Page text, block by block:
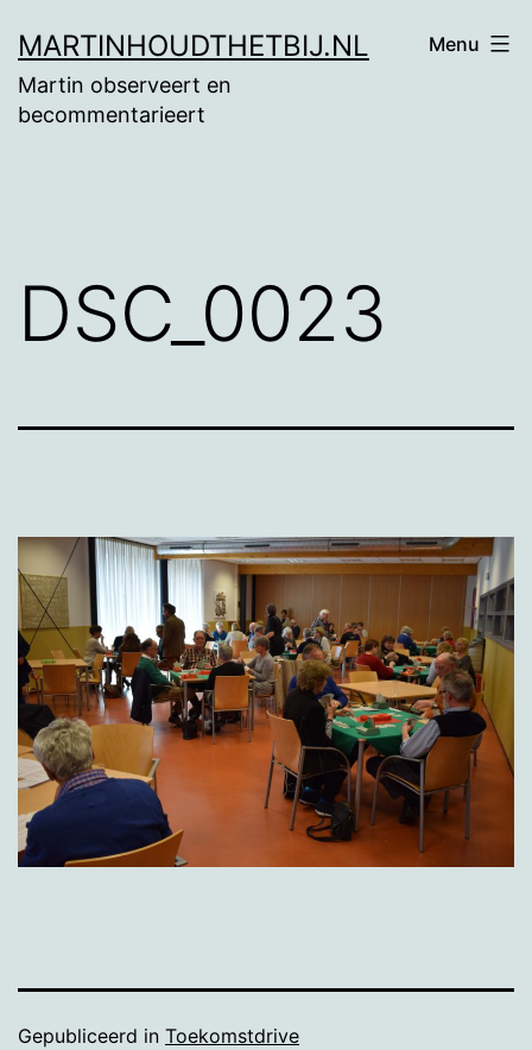
naar
de
MARTINHOUDTHETBIJ.NL
Martin observeert en
becommentarieert
Menu
DSC_0023
Gepubliceerd in Toekomstdrive